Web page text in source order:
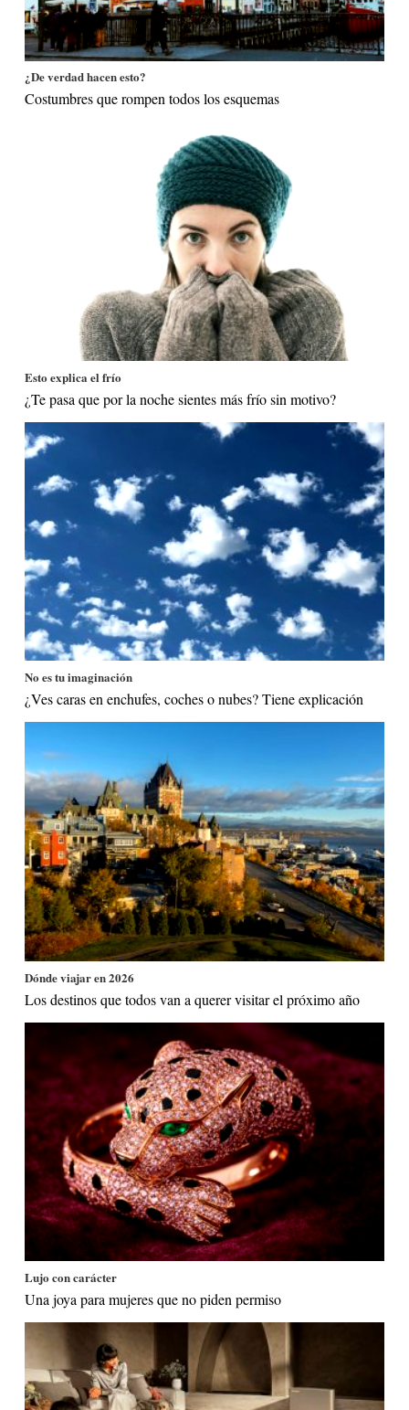
¿De verdad hacen esto?
Costumbres que rompen todos los esquemas
Esto explica el frío
¿Te pasa que por la noche sientes más frío sin motivo?
No es tu imaginación
¿Ves caras en enchufes, coches o nubes? Tiene explicación
Dónde viajar en 2026
Los destinos que todos van a querer visitar el próximo año
Lujo con carácter
Una joya para mujeres que no piden permiso